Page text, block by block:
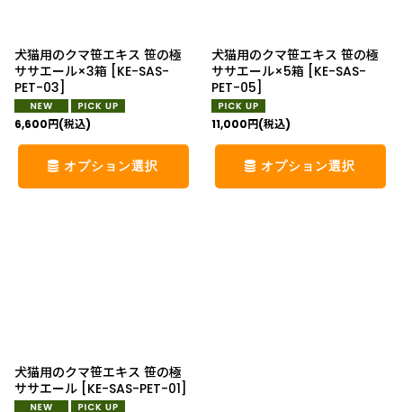
犬猫用のクマ笹エキス 笹の極
ササエール×3箱 [KE-SAS-
PET-03]
6,600円(税込)
オプション選択
犬猫用のクマ笹エキス 笹の極
ササエール×5箱 [KE-SAS-
PET-05]
11,000円(税込)
オプション選択
犬猫用のクマ笹エキス 笹の極
ササエール [KE-SAS-PET-01]